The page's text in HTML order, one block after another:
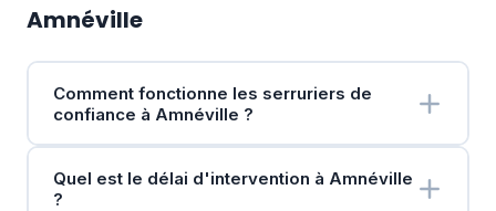
Amnéville
Comment fonctionne les serruriers de
confiance à Amnéville ?
Quel est le délai d'intervention à Amnéville
?